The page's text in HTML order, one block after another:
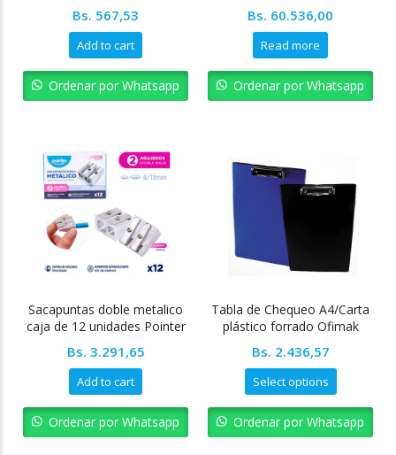
Bs. 567,53
Add to cart
Ordenar por Whatsapp
Bs. 60.536,00
Read more
Ordenar por Whatsapp
Sacapuntas doble metalico
caja de 12 unidades Pointer
Bs. 3.291,65
Add to cart
Ordenar por Whatsapp
Tabla de Chequeo A4/Carta
plástico forrado Ofimak
Bs. 2.436,57
Select options
Ordenar por Whatsapp